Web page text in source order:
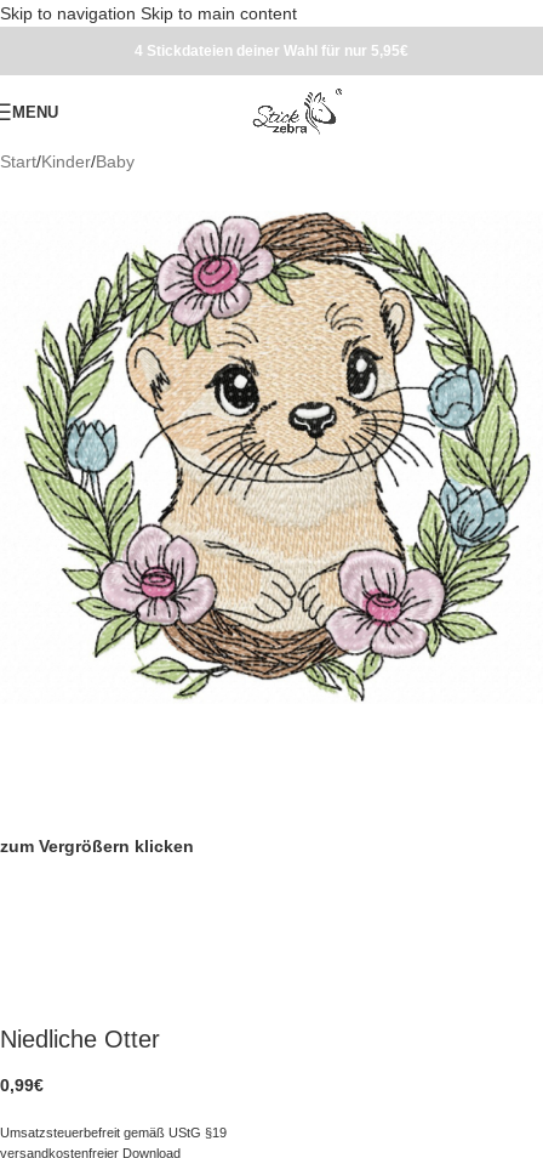
Skip to navigation Skip to main content
4 Stickdateien deiner Wahl für nur 5,95€
MENU
Start/Kinder/Baby
zum Vergrößern klicken
Niedliche Otter
0,99€
Umsatzsteuerbefreit gemäß UStG §19
versandkostenfreier Download